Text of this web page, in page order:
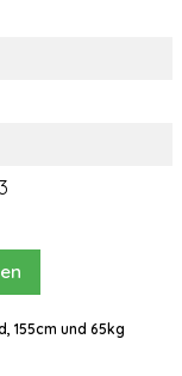
3
155cm und 65kg